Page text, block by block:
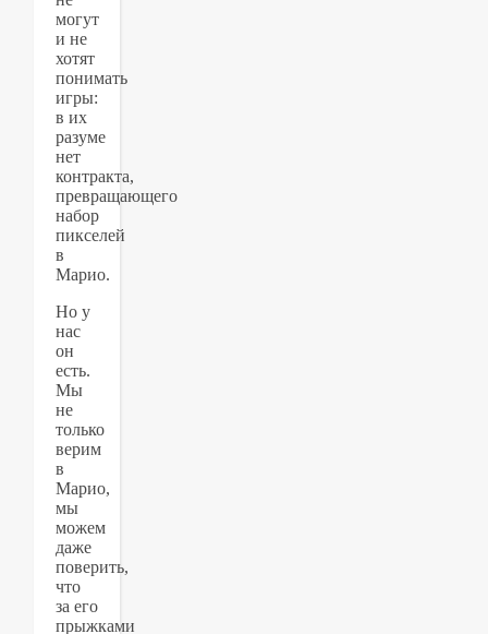
могут
и не
хотят
понимать
игры:
в их
разуме
нет
контракта,
превращающего
набор
пикселей
в
Марио.
Но у
нас
он
есть.
Мы
не
только
верим
в
Марио,
мы
можем
даже
поверить,
что
за его
прыжками